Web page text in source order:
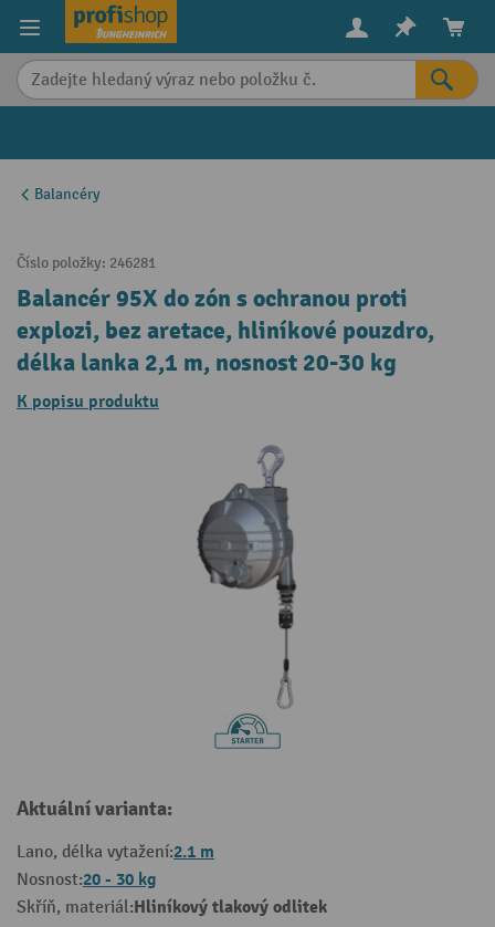
content
Balancéry
Číslo položky: 246281
Balancér 95X do zón s ochranou proti
explozi, bez aretace, hliníkové pouzdro,
délka lanka 2,1 m, nosnost 20-30 kg
K popisu produktu
Aktuální varianta:
Lano, délka vytažení:2.1 m
Nosnost:20 - 30 kg
Skříň, materiál:Hliníkový tlakový odlitek